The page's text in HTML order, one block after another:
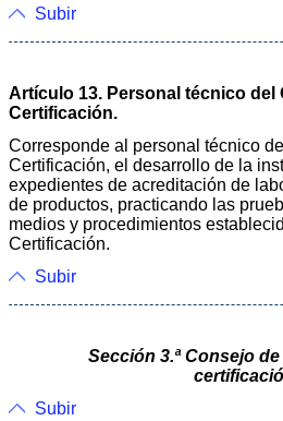
Subir
Artículo 13. Personal técnico del
Certificación.
Corresponde al personal técnico
Certificación, el desarrollo de la
expedientes de acreditación de
de productos, practicando las
medios y procedimientos
Certificación.
Subir
Sección 3.ª Consejo
Subir